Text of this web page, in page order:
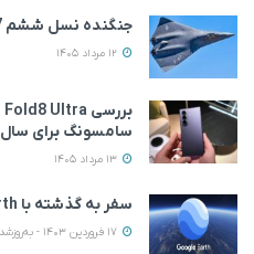
جنگنده نسل ششم F-47 در مسیر نخستین پرواز
سامسونگ برای سال 2026
سفر به گذشته با Google Earth